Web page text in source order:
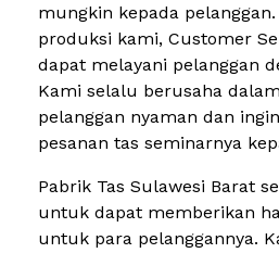
mungkin kepada
produksi kami, Customer
dapat melayani pelanggan
Kami selalu berusaha
pelanggan nyaman dan
pesanan tas seminarnya
Pabrik Tas Sulawesi Barat
untuk dapat memberikan
untuk para pelanggannya.